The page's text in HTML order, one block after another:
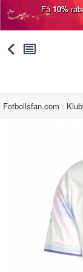
Få10%
󰅯 󰂩
Fotbollsfan.com